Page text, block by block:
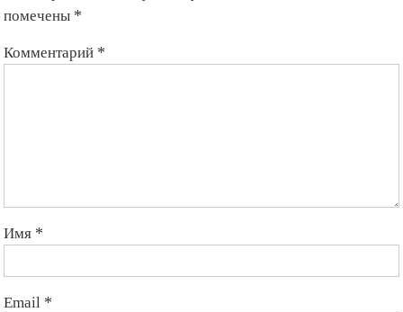
помечены *
Комментарий *
Имя *
Email *